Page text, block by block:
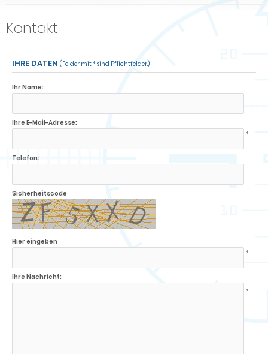
Kontakt
IHRE DATEN (Felder mit * sind Pflichtfelder.)
Ihr Name:
Ihre E-Mail-Adresse:
*
Telefon:
Sicherheitscode
Hier eingeben
*
Ihre Nachricht:
*